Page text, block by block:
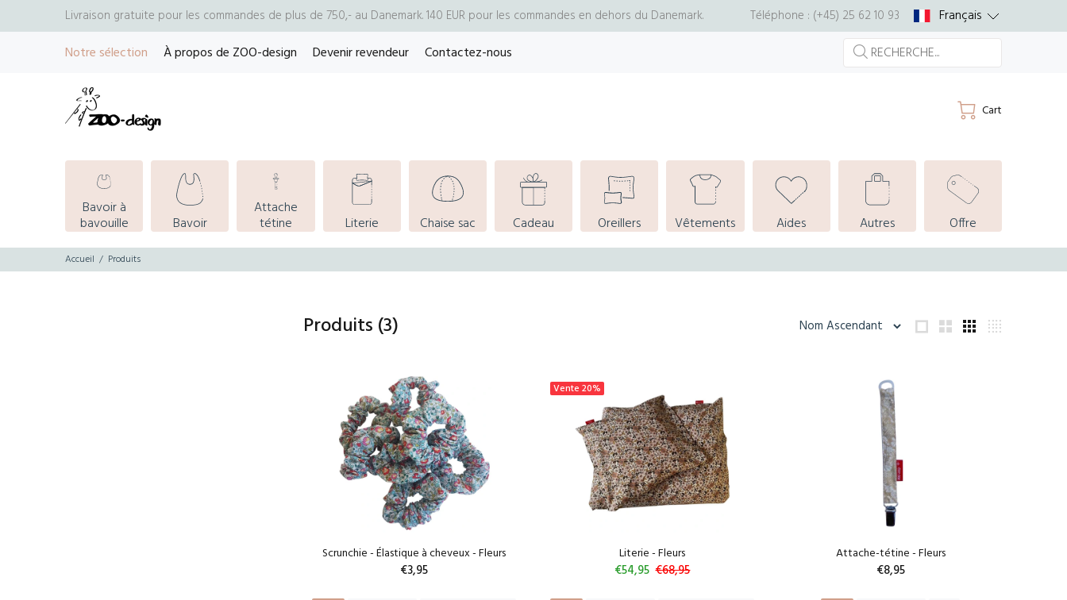
Livraison gratuite pour les commandes de plus de 750,- au Danemark. 140 EUR pour les commandes en dehors du Danemark. Téléphone : (+45) 25 62 10 93
Français
Notre sélection
À propos de ZOO-design Devenir revendeur Contactez-nous
Cart
Bavoir à
bavouille Bavoir
Attache
tétine Literie Chaise sac Cadeau Oreillers Vêtements Aides Autres Offre
Accueil Produits
Produits (3)
Scrunchie - Élastique à cheveux - Fleurs
€3,95
Vente 20%
Literie - Fleurs
€54,95 €68,95
Attache-tétine - Fleurs
€8,95